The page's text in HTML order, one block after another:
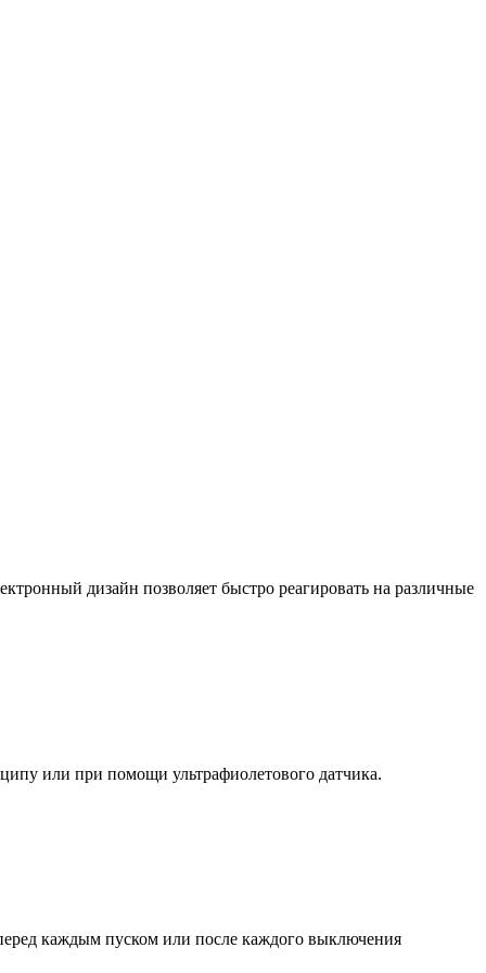
дизайн позволяет быстро реагировать на различные
или при помощи ультрафиолетового датчика.
каждым пуском или после каждого выключения